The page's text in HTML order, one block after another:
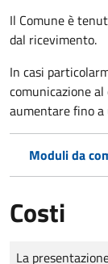
Il Comune è
dal ricevimento.
In casi
comunicazione
aumentare fino a
Moduli da
Costi
Tipo di pagamento
Importo
La